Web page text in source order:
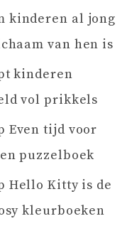
kinderen al jong
van hen is
kinderen
vol prikkels
Even tijd voor
puzzelboek
Hello Kitty is de
kleurboeken